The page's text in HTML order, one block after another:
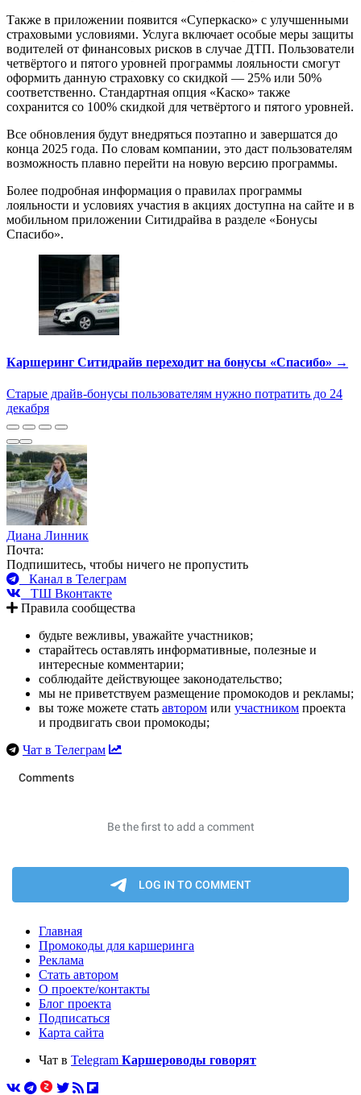
Также в приложении появится «Суперкаско» с улучшенными
страховыми условиями. Услуга включает особые меры защиты
водителей от финансовых рисков в случае ДТП. Пользователи
четвёртого и пятого уровней программы лояльности смогут
оформить данную страховку со скидкой — 25% или 50%
соответственно. Стандартная опция «Каско» также
сохранится со 100% скидкой для четвёртого и пятого уровней.
Все обновления будут внедряться поэтапно и завершатся до
конца 2025 года. По словам компании, это даст пользователям
возможность плавно перейти на новую версию программы.
Более подробная информация о правилах программы
лояльности и условиях участия в акциях доступна на сайте и в
мобильном приложении Ситидрайва в разделе «Бонусы
Спасибо».
Каршеринг Ситидрайв переходит на бонусы «Спасибо» →
Старые драйв-бонусы пользователям нужно потратить до 24
декабря
Диана Линник
Почта:
Подпишитесь, чтобы ничего не пропустить
Канал в Телеграм
ТШ Вконтакте
Правила сообщества
будьте вежливы, уважайте участников;
старайтесь оставлять информативные, полезные и
интересные комментарии;
соблюдайте действующее законодательство;
мы не приветствуем размещение промокодов и рекламы;
вы тоже можете стать автором или участником проекта
и продвигать свои промокоды;
Чат в Телеграм
Главная
Промокоды для каршеринга
Реклама
Стать автором
О проекте/контакты
Блог проекта
Подписаться
Карта сайта
Чат в Telegram Каршероводы говорят